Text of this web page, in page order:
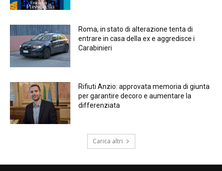
Roma, in stato di alterazione tenta di
entrare in casa della ex e aggredisce i
Carabinieri
Rifiuti Anzio: approvata memoria di giunta
per garantire decoro e aumentare la
differenziata
Carica altri